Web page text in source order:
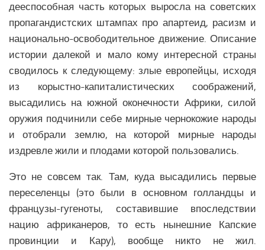
дееспособная часть которых выросла на советских
пропагандистских штампах про апартеид, расизм и
национально-освободительное движение. Описание
истории далекой и мало кому интересной страны
сводилось к следующему: злые европейцы, исходя
из корыстно-капиталистических соображений,
высадились на южной оконечности Африки, силой
оружия подчинили себе мирные чернокожие народы
и отобрали землю, на которой мирные народы
издревле жили и плодами которой пользовались.
Это не совсем так. Там, куда высадились первые
переселенцы (это были в основном голландцы и
французы-гугеноты, составившие впоследствии
нацию африканеров, то есть нынешние Капские
провинции и Кару), вообще никто не жил.